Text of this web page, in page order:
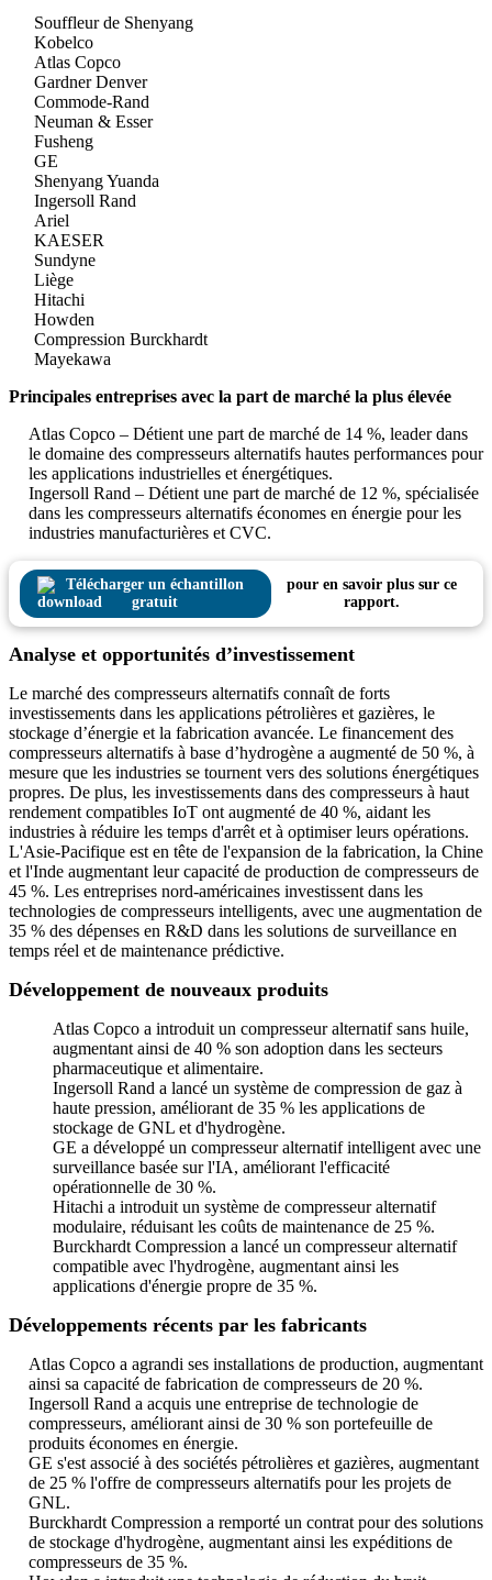
Souffleur de Shenyang
Kobelco
Atlas Copco
Gardner Denver
Commode-Rand
Neuman & Esser
Fusheng
GE
Shenyang Yuanda
Ingersoll Rand
Ariel
KAESER
Sundyne
Liège
Hitachi
Howden
Compression Burckhardt
Mayekawa
Principales entreprises avec la part de marché la plus élevée
Atlas Copco – Détient une part de marché de 14 %, leader dans
le domaine des compresseurs alternatifs hautes performances pour
les applications industrielles et énergétiques.
Ingersoll Rand – Détient une part de marché de 12 %, spécialisée
dans les compresseurs alternatifs économes en énergie pour les
industries manufacturières et CVC.
Télécharger un échantillon
gratuit
pour en savoir plus sur ce
rapport.
Analyse et opportunités d’investissement
Le marché des compresseurs alternatifs connaît de forts
investissements dans les applications pétrolières et gazières, le
stockage d’énergie et la fabrication avancée. Le financement des
compresseurs alternatifs à base d’hydrogène a augmenté de 50 %, à
mesure que les industries se tournent vers des solutions énergétiques
propres. De plus, les investissements dans des compresseurs à haut
rendement compatibles IoT ont augmenté de 40 %, aidant les
industries à réduire les temps d'arrêt et à optimiser leurs opérations.
L'Asie-Pacifique est en tête de l'expansion de la fabrication, la Chine
et l'Inde augmentant leur capacité de production de compresseurs de
45 %. Les entreprises nord-américaines investissent dans les
technologies de compresseurs intelligents, avec une augmentation de
35 % des dépenses en R&D dans les solutions de surveillance en
temps réel et de maintenance prédictive.
Développement de nouveaux produits
Atlas Copco a introduit un compresseur alternatif sans huile,
augmentant ainsi de 40 % son adoption dans les secteurs
pharmaceutique et alimentaire.
Ingersoll Rand a lancé un système de compression de gaz à
haute pression, améliorant de 35 % les applications de
stockage de GNL et d'hydrogène.
GE a développé un compresseur alternatif intelligent avec une
surveillance basée sur l'IA, améliorant l'efficacité
opérationnelle de 30 %.
Hitachi a introduit un système de compresseur alternatif
modulaire, réduisant les coûts de maintenance de 25 %.
Burckhardt Compression a lancé un compresseur alternatif
compatible avec l'hydrogène, augmentant ainsi les
applications d'énergie propre de 35 %.
Développements récents par les fabricants
Atlas Copco a agrandi ses installations de production, augmentant
ainsi sa capacité de fabrication de compresseurs de 20 %.
Ingersoll Rand a acquis une entreprise de technologie de
compresseurs, améliorant ainsi de 30 % son portefeuille de
produits économes en énergie.
GE s'est associé à des sociétés pétrolières et gazières, augmentant
de 25 % l'offre de compresseurs alternatifs pour les projets de
GNL.
Burckhardt Compression a remporté un contrat pour des solutions
de stockage d'hydrogène, augmentant ainsi les expéditions de
compresseurs de 35 %.